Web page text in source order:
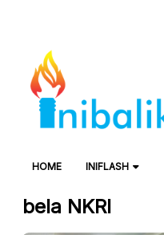
HOME INIFLASH
bela NKRI